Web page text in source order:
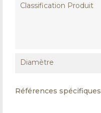
Classification Produit
Diamètre
Références spécifiques